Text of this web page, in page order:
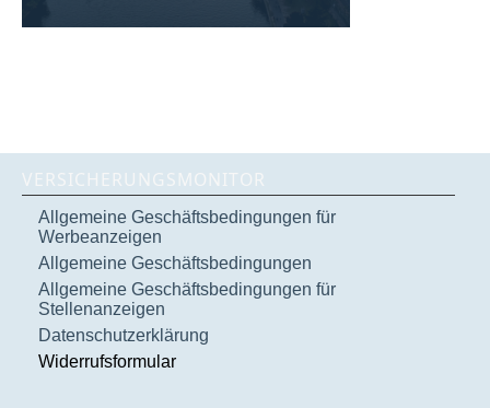
VERSICHERUNGSMONITOR
Allgemeine Geschäftsbedingungen für
Werbeanzeigen
Allgemeine Geschäftsbedingungen
Allgemeine Geschäftsbedingungen für
Stellenanzeigen
Datenschutzerklärung
Widerrufsformular